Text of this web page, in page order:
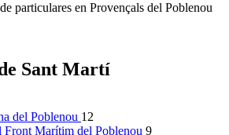
particulares en Provençals del Poblenou
Sant Martí
del Poblenou 12
Marítim del Poblenou 9